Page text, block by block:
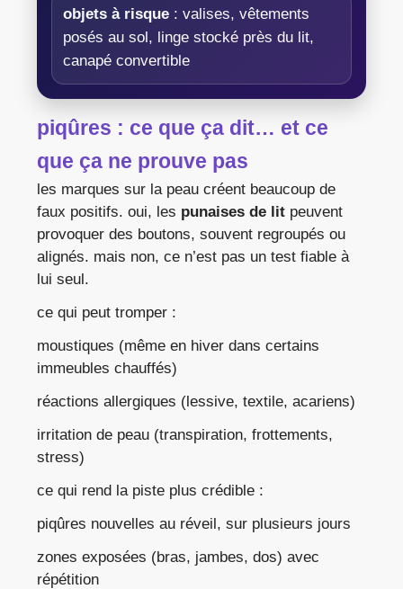
objets à risque : valises, vêtements
posés au sol, linge stocké près du lit,
canapé convertible
piqûres : ce que ça dit… et ce
que ça ne prouve pas
les marques sur la peau créent beaucoup de
faux positifs. oui, les punaises de lit peuvent
provoquer des boutons, souvent regroupés ou
alignés. mais non, ce n’est pas un test fiable à
lui seul.
ce qui peut tromper :
moustiques (même en hiver dans certains
immeubles chauffés)
réactions allergiques (lessive, textile, acariens)
irritation de peau (transpiration, frottements,
stress)
ce qui rend la piste plus crédible :
piqûres nouvelles au réveil, sur plusieurs jours
zones exposées (bras, jambes, dos) avec
répétition